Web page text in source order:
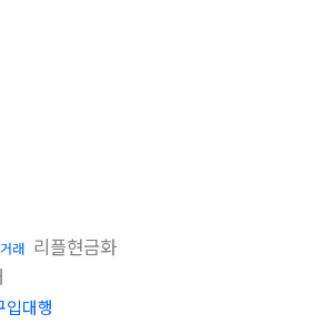
래 리플현금화
입대행